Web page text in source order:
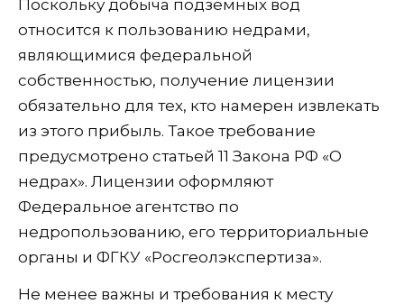
Поскольку добыча подземных вод
относится к пользованию недрами,
являющимися федеральной
собственностью, получение лицензии
обязательно для тех, кто намерен извлекать
из этого прибыль. Такое требование
предусмотрено статьей 11 Закона РФ «О
недрах». Лицензии оформляют
Федеральное агентство по
недропользованию, его территориальные
органы и ФГКУ «Росгеолэкспертиза».
Не менее важны и требования к месту